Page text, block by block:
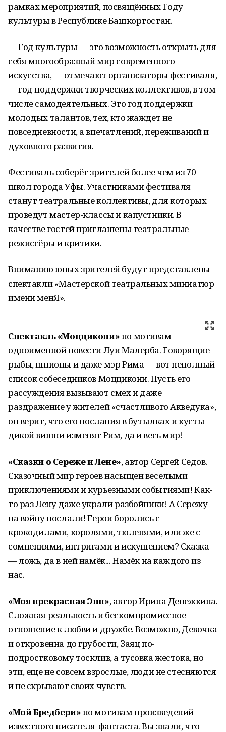
рамках мероприятий, посвящённых Году
культуры в Республике Башкортостан.
— Год культуры — это возможность открыть для
себя многообразный мир современного
искусства, — отмечают организаторы фестиваля,
— год поддержки творческих коллективов, в том
числе самодеятельных. Это год поддержки
молодых талантов, тех, кто жаждет не
повседневности, а впечатлений, переживаний и
духовного развития.
Фестиваль соберёт зрителей более чем из 70
школ города Уфы. Участниками фестиваля
станут театральные коллективы, для которых
проведут мастер-классы и капустники. В
качестве гостей приглашены театральные
режиссёры и критики.
Вниманию юных зрителей будут представлены
спектакли «Мастерской театральных миниатюр
имени менЯ».
Спектакль «Моццикони»по мотивам
одноименной повести Луи Малерба. Говорящие
рыбы, шпионы и даже мэр Рима — вот неполный
список собеседников Моццикони. Пусть его
рассуждения вызывают смех и даже
раздражение у жителей «счастливого Акведука»,
он верит, что его послания в бутылках и кусты
дикой вишни изменят Рим, да и весь мир!
«Сказки о Сереже и Лене», автор Сергей Седов.
Сказочный мир героев насыщен веселыми
приключениями и курьезными событиями! Как-
то раз Лену даже украли разбойники! А Сережу
на войну послали! Герои боролись с
крокодилами, королями, тюленями, или же с
сомнениями, интригами и искушением? Сказка
— ложь, да в ней намёк... Намёк на каждого из
нас.
«Моя прекрасная Энн», автор Ирина Денежкина.
Сложная реальность и бескомпромиссное
отношение к любви и дружбе. Возможно, Девочка
и откровенна до грубости, Заяц по-
подростковому тосклив, а тусовка жестока, но
эти, еще не совсем взрослые, люди не стесняются
и не скрывают своих чувств.
«Мой Бредбери»по мотивам произведений
известного писателя-фантаста. Вы знали, что